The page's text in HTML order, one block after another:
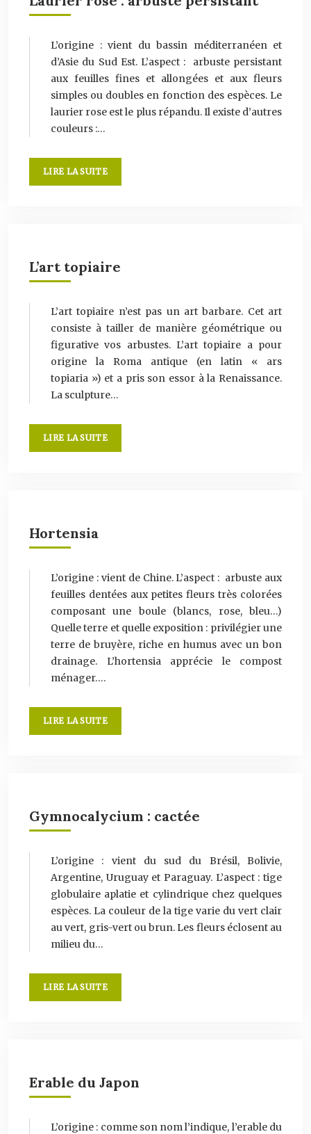
L’origine : vient du bassin méditerranéen et
d’Asie du Sud Est. L’aspect : arbuste persistant
aux feuilles fines et allongées et aux fleurs
simples ou doubles en fonction des espèces. Le
laurier rose est le plus répandu. Il existe d’autres
couleurs :…
LIRE LA SUITE
L’art topiaire
L’art topiaire n’est pas un art barbare. Cet art
consiste à tailler de manière géométrique ou
figurative vos arbustes. L’art topiaire a pour
origine la Roma antique (en latin « ars
topiaria ») et a pris son essor à la Renaissance.
La sculpture…
LIRE LA SUITE
Hortensia
L’origine : vient de Chine. L’aspect : arbuste aux
feuilles dentées aux petites fleurs très colorées
composant une boule (blancs, rose, bleu…)
Quelle terre et quelle exposition : privilégier une
terre de bruyère, riche en humus avec un bon
drainage. L’hortensia apprécie le compost
ménager….
LIRE LA SUITE
Gymnocalycium : cactée
L’origine : vient du sud du Brésil, Bolivie,
Argentine, Uruguay et Paraguay. L’aspect : tige
globulaire aplatie et cylindrique chez quelques
espèces. La couleur de la tige varie du vert clair
au vert, gris-vert ou brun. Les fleurs éclosent au
milieu du…
LIRE LA SUITE
Erable du Japon
L’origine : comme son nom l’indique, l’erable du